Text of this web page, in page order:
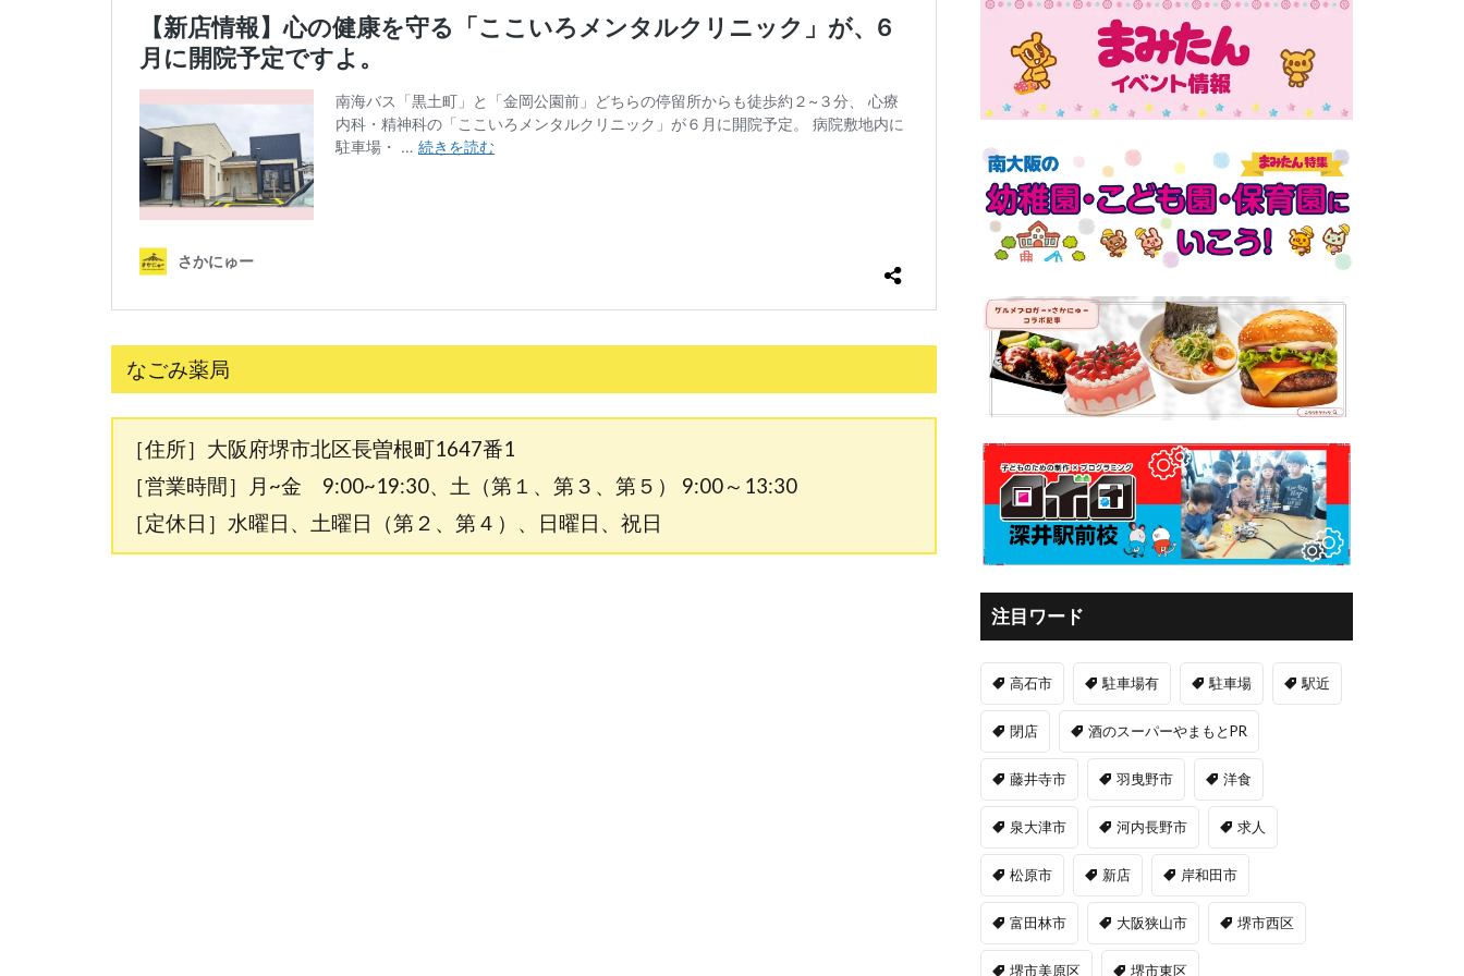
なごみ薬局
［住所］大阪府堺市北区長曽根町1647番1
［営業時間］月~金 9:00~19:30、土（第１、第３、第５） 9:00～13:30
［定休日］水曜日、土曜日（第２、第４）、日曜日、祝日
注目ワード
高石市 駐車場有 駐車場 駅近
閉店 酒のスーパーやまもとPR
藤井寺市 羽曳野市 洋食
泉大津市 河内長野市 求人
松原市 新店 岸和田市
富田林市 大阪狭山市 堺市西区
堺市美原区 堺市東区